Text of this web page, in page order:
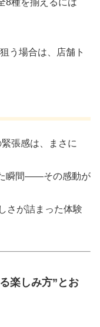
う場合は、店舗ト
張感は、まさに
瞬間――その感動が
さが詰まった体験
楽しみ方”とお